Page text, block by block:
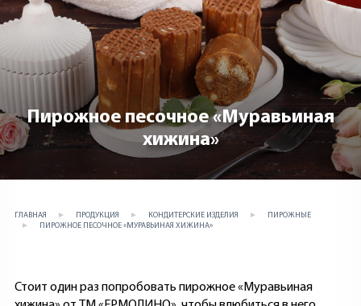
Пирожное песочное «Муравьиная
хижина»
ГЛАВНАЯ ПРОДУКЦИЯ КОНДИТЕРСКИЕ ИЗДЕЛИЯ
ПИРОЖНЫЕ
ПИРОЖНОЕ ПЕСОЧНОЕ «МУРАВЬИНАЯ ХИЖИНА»
Стоит один раз попробовать пирожное «Муравьиная